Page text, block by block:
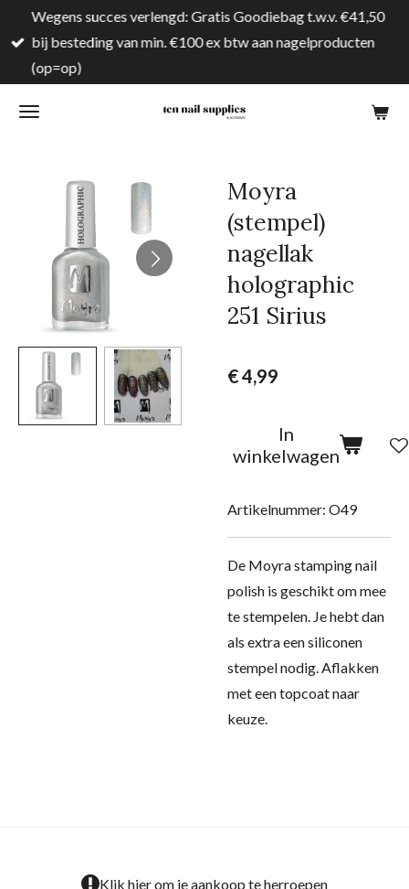
direct
naar
hoofdinhoud
Wegens succes verlengd: Gratis Goodiebag t.w.v. €41,50
bij besteding van min. €100 ex btw aan nagelproducten
(op=op)
Moyra
(stempel)
nagellak
holographic
251 Sirius
€ 4,99
In
winkelwagen
Artikelnummer: O49
De Moyra stamping nail
polish is geschikt om mee
te stempelen. Je hebt dan
als extra een siliconen
stempel nodig. Aflakken
met een topcoat naar
keuze.
Klik hier om je aankoop te herroepen